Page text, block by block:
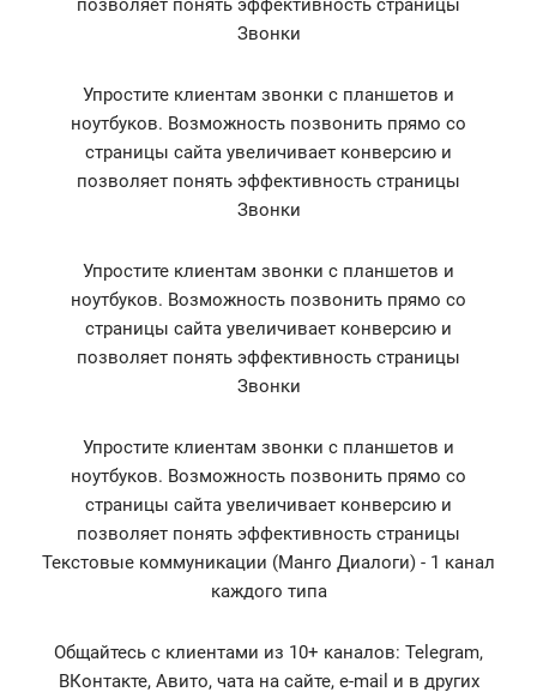
позволяет понять эффективность страницы
Звонки
Упростите клиентам звонки с планшетов и
ноутбуков. Возможность позвонить прямо со
страницы сайта увеличивает конверсию и
позволяет понять эффективность страницы
Звонки
Упростите клиентам звонки с планшетов и
ноутбуков. Возможность позвонить прямо со
страницы сайта увеличивает конверсию и
позволяет понять эффективность страницы
Звонки
Упростите клиентам звонки с планшетов и
ноутбуков. Возможность позвонить прямо со
страницы сайта увеличивает конверсию и
позволяет понять эффективность страницы
Текстовые коммуникации (Манго Диалоги) - 1 канал
каждого типа
Общайтесь с клиентами из 10+ каналов: Telegram,
ВКонтакте, Авито, чата на сайте, e-mail и в других